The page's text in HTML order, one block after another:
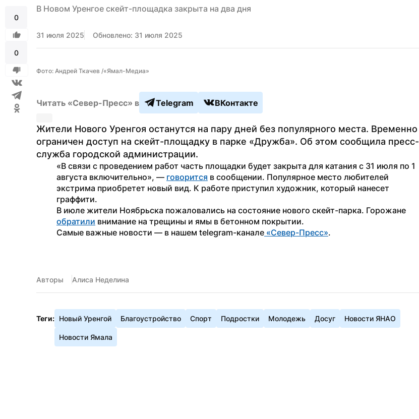
0
0
В Новом Уренгое скейт-площадка закрыта на два дня
31 июля 2025 Обновлено: 31 июля 2025
Фото: Андрей Ткачев /«Ямал-Медиа»
Читать «Север-Пресс» в Telegram ВКонтакте
Жители Нового Уренгоя останутся на пару дней без популярного места. Временно
ограничен доступ на скейт-площадку в парке «Дружба». Об этом сообщила пресс-
служба городской администрации.
«В связи с проведением работ часть площадки будет закрыта для катания с 31 июля по 1
августа включительно», — говорится в сообщении. Популярное место любителей
экстрима приобретет новый вид. К работе приступил художник, который нанесет
граффити.
обратили внимание на трещины и ямы в бетонном покрытии.
Самые важные новости — в нашем telegram-канале «Север-Пресс».
Авторы Алиса Неделина
Теги: Новый Уренгой Благоустройство Спорт Подростки Молодежь Досуг Новости ЯНАО
Новости Ямала